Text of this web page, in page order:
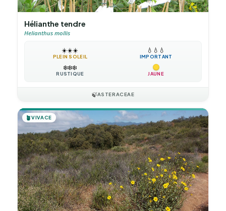
Hélianthe tendre
Helianthus mollis
☀️☀️☀️
PLEIN SOLEIL
💧 💧 💧
IMPORTANT
❄️❄️❄️
RUSTIQUE JAUNE
🍃ASTERACEAE
🪴VIVACE